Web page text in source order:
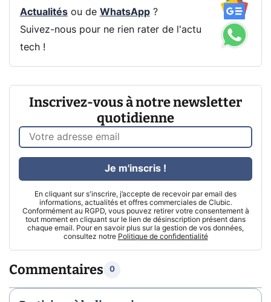
Actualitésou de WhatsApp?
Suivez-nous pour ne rien rater de l'actu
tech !
Inscrivez-vous à notre newsletter
quotidienne
En cliquant sur s'inscrire, j’accepte de recevoir par email des
informations, actualités et offres commerciales de Clubic.
Conformément au RGPD, vous pouvez retirer votre consentement à
tout moment en cliquant sur le lien de désinscription présent dans
chaque email. Pour en savoir plus sur la gestion de vos données,
consultez notre Politique de confidentialité
Je m'inscris !
Commentaires 0